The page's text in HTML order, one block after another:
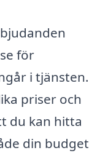
för
i tjänsten.
priser och
du kan hitta
din budget